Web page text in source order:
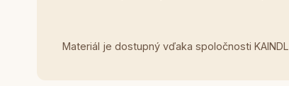
Materiál je dostupný vďaka spoločnosti KAINDL